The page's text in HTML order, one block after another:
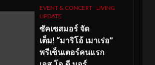
EVENT & CONCERT LIVING
UPDATE
ซัคเซสมอร์ จัด
เต็ม! “มาริโอ้ เมาเร่อ”
พรีเซ็นเตอร์คนแรก